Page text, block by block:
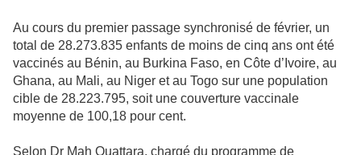
Au cours du premier passage synchronisé de février, un
total de 28.273.835 enfants de moins de cinq ans ont été
vaccinés au Bénin, au Burkina Faso, en Côte d’Ivoire, au
Ghana, au Mali, au Niger et au Togo sur une population
cible de 28.223.795, soit une couverture vaccinale
moyenne de 100,18 pour cent.
Selon Dr Mah Ouattara, chargé du programme de